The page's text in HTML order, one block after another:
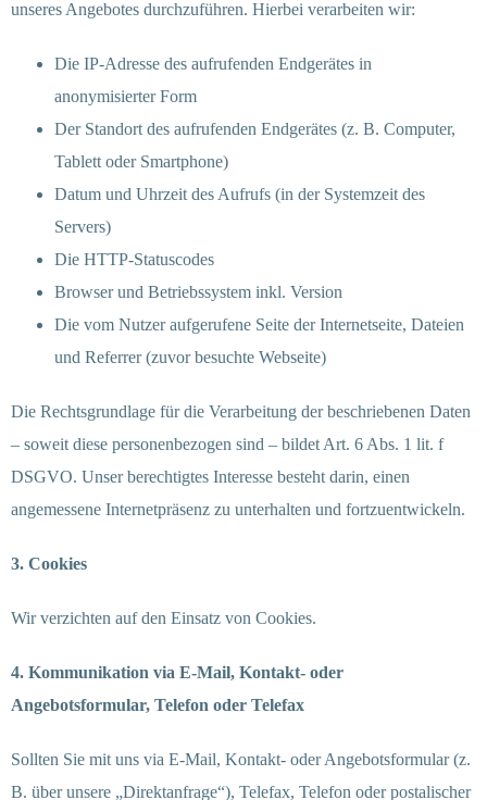
unseres Angebotes durchzuführen. Hierbei verarbeiten wir:
Die IP-Adresse des aufrufenden Endgerätes in
anonymisierter Form
Der Standort des aufrufenden Endgerätes (z. B. Computer,
Tablett oder Smartphone)
Datum und Uhrzeit des Aufrufs (in der Systemzeit des
Servers)
Die HTTP-Statuscodes
Browser und Betriebssystem inkl. Version
Die vom Nutzer aufgerufene Seite der Internetseite, Dateien
und Referrer (zuvor besuchte Webseite)
Die Rechtsgrundlage für die Verarbeitung der beschriebenen Daten
– soweit diese personenbezogen sind – bildet Art. 6 Abs. 1 lit. f
DSGVO. Unser berechtigtes Interesse besteht darin, einen
angemessene Internetpräsenz zu unterhalten und fortzuentwickeln.
3. Cookies
Wir verzichten auf den Einsatz von Cookies.
4. Kommunikation via E-Mail, Kontakt- oder
Angebotsformular, Telefon oder Telefax
Sollten Sie mit uns via E-Mail, Kontakt- oder Angebotsformular (z.
B. über unsere „Direktanfrage“), Telefax, Telefon oder postalischer